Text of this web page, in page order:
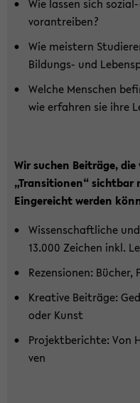
Wie las­sen sich
vor­an­trei­ben?
Wie meis­tern
Bildungs-​ und
Wel­che Men­schen
wie er­fah­ren sie ihre
Wir su­chen Bei­trä­ge,
„Tran­si­tio­nen“ sicht­bar
Ein­ge­reicht wer­den
Wis­sen­schaft­li­che
13.000 Zei­chen inkl.
Re­zen­sio­nen: Bü­cher,
Krea­ti­ve Bei­trä­ge:
oder Kunst
Pro­jekt­be­rich­te: Von
ven